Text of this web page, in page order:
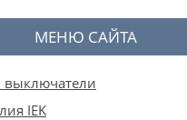
МЕНЮ САЙТА
выключатели
IEK